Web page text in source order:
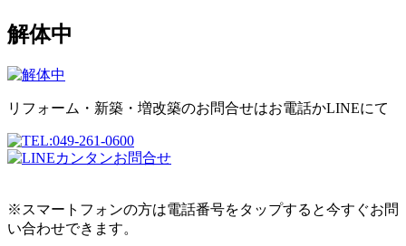
解体中
リフォーム・新築・増改築のお問合せはお電話かLINEにて
※スマートフォンの方は電話番号をタップすると今すぐお問
い合わせできます。